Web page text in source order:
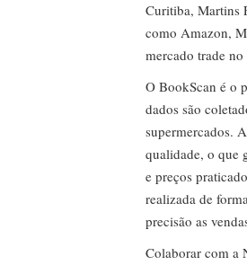
Curitiba, Martins
como Amazon,
mercado trade
O BookScan é o
dados são
supermercados.
qualidade, o que
e preços
realizada de
precisão as
Colaborar com a